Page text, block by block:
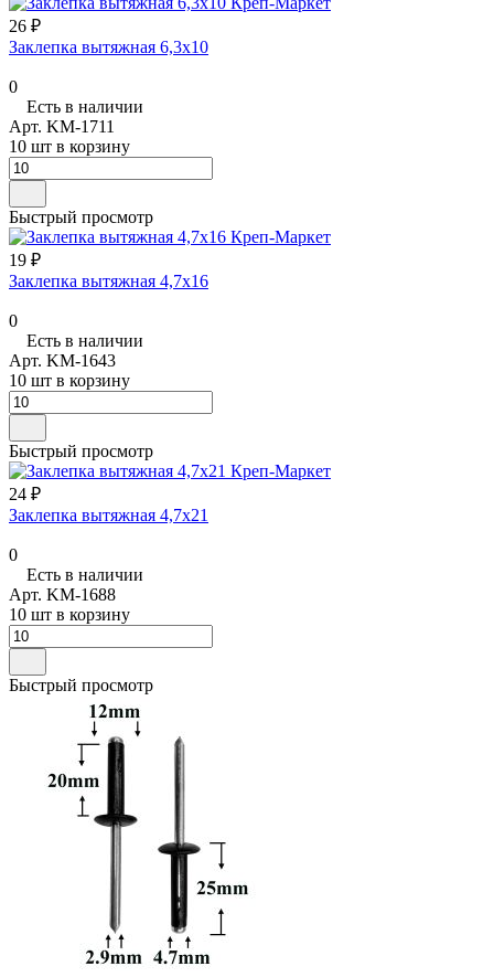
26 ₽
Заклепка вытяжная 6,3х10
0
Есть в наличии
Арт. KM-1711
10 шт в корзину
Быстрый просмотр
19 ₽
Заклепка вытяжная 4,7х16
0
Есть в наличии
Арт. KM-1643
10 шт в корзину
Быстрый просмотр
24 ₽
Заклепка вытяжная 4,7х21
0
Есть в наличии
Арт. KM-1688
10 шт в корзину
Быстрый просмотр